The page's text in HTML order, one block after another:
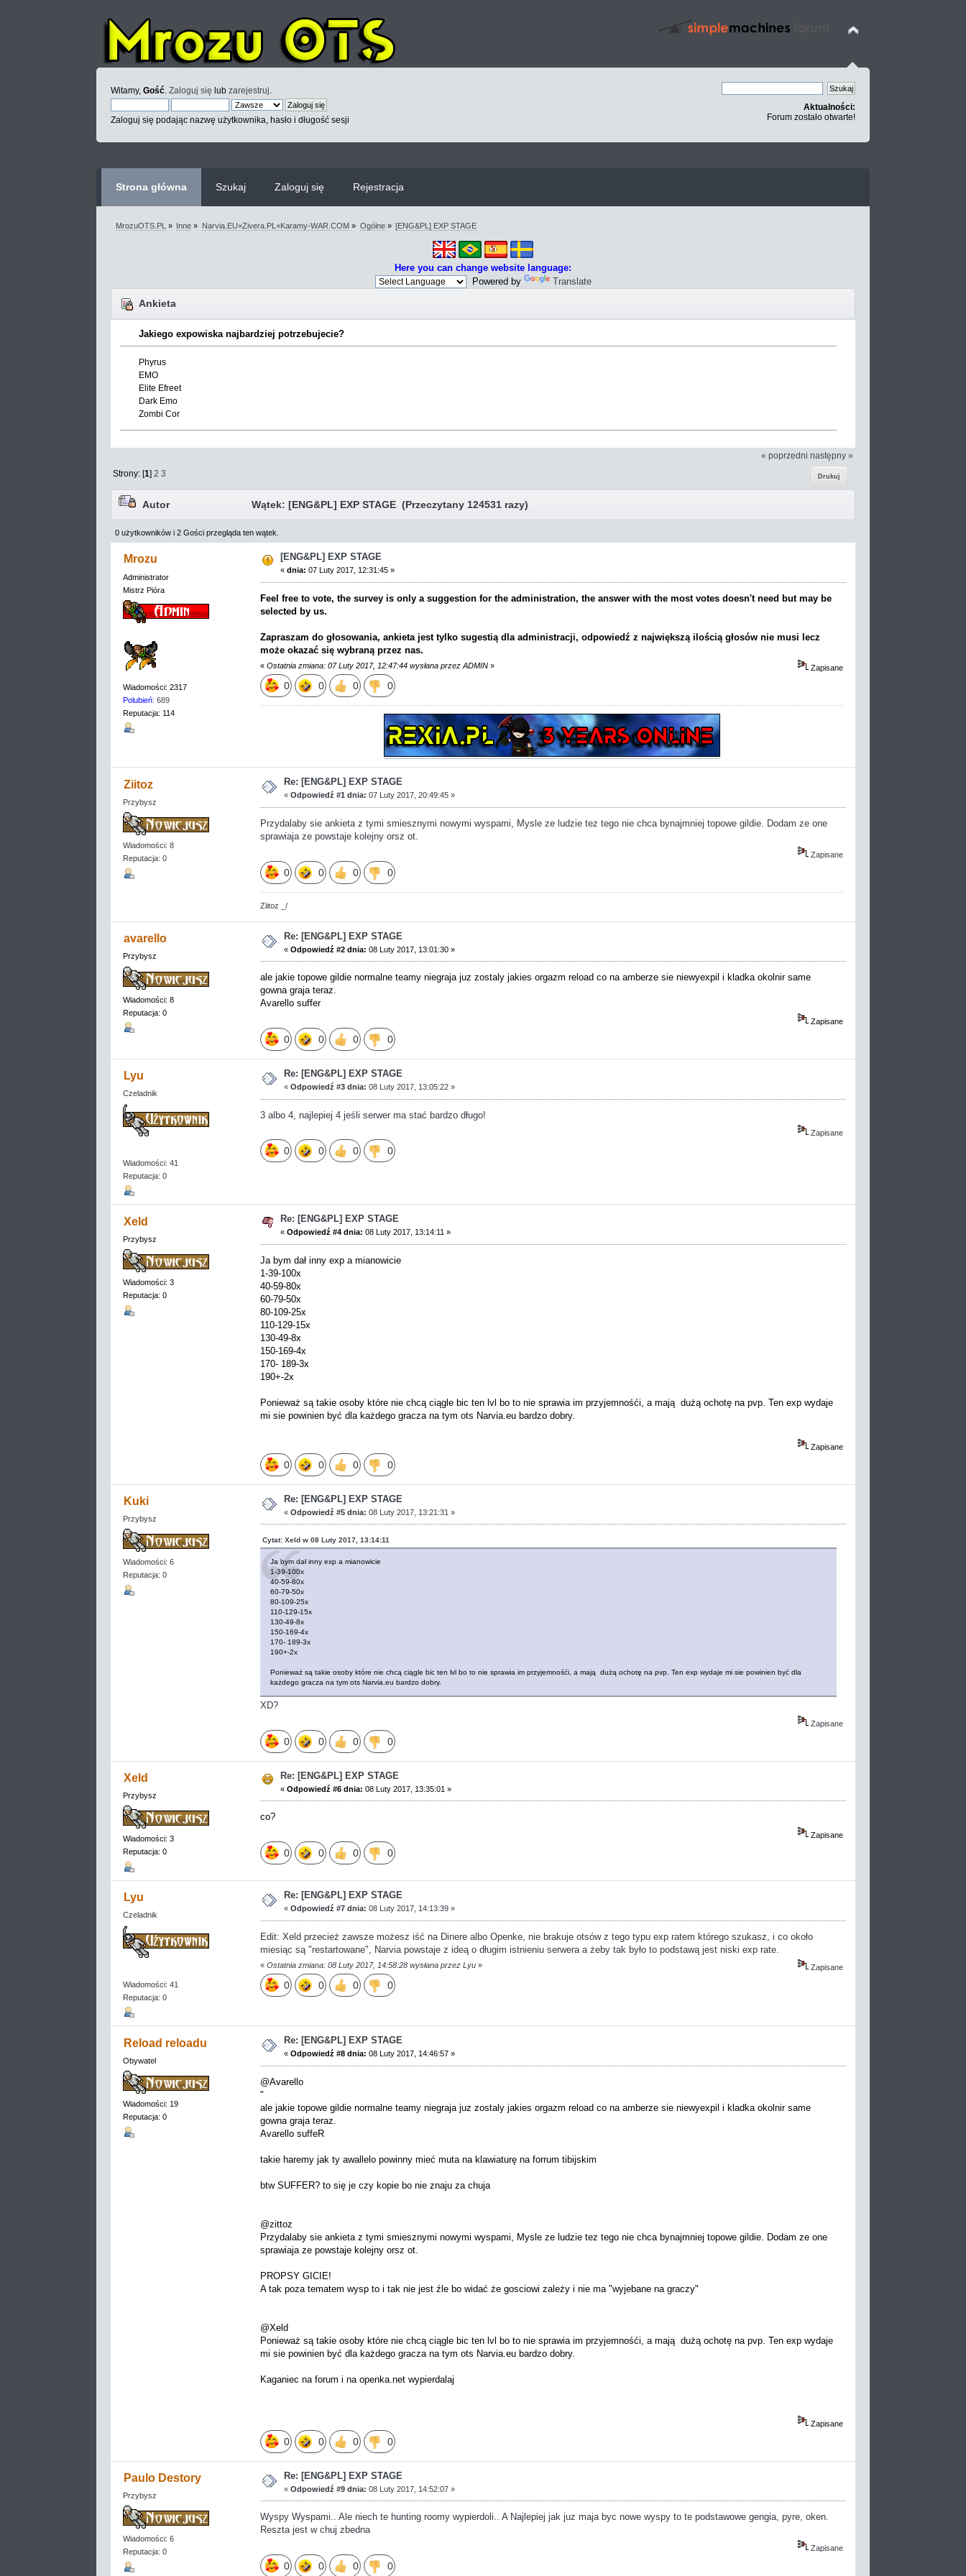
Witamy,Gość .Zaloguj się lubzarejestruj
Zaloguj się podając nazwę użytkownika, hasło i długość sesji
Aktualności:
Forum zostało otwarte!
Strona główna Szukaj Zaloguj się Rejestracja
MrozuOTS.PL » Inne » Narvia.EU×Zivera.PL×Karamy-WAR.COM » Ogólne» [ENG&PL] EXP STAGE
Here you can change website language:
Powered by
Translate
Ankieta
Jakiego expowiska najbardziej potrzebujecie?
Phyrus
EMO
Elite Efreet
Dark Emo
Zombi Cor
« poprzedni następny »
Drukuj
Strony: [1] 2 3
Autor Wątek: [ENG&PL] EXP STAGE (Przeczytany 124531 razy)
0 użytkowników i 2 Gości przegląda ten wątek.
Mrozu
Administrator
Mistrz Pióra
Wiadomości: 2317
Polubień: 689
Reputacja: 114
[ENG&PL] EXP STAGE
« dnia: 07 Luty 2017, 12:31:45 »
Feel free to vote, the survey is only a suggestion for the administration, the answer with the most votes doesn't need but may be
selected by us.
Zapraszam do głosowania, ankieta jest tylko sugestią dla administracji, odpowiedź z największą ilością głosów nie musi lecz
może okazać się wybraną przez nas.
«Ostatnia zmiana: 07 Luty 2017, 12:47:44 wysłana przez ADMIN » Zapisane
0 0 0 0
Ziitoz
Przybysz
Wiadomości: 8
Reputacja: 0
Re: [ENG&PL] EXP STAGE
« Odpowiedź #1 dnia: 07 Luty 2017, 20:49:45 »
Przydalaby sie ankieta z tymi smiesznymi nowymi wyspami, Mysle ze ludzie tez tego nie chca bynajmniej topowe gildie. Dodam ze one
sprawiaja ze powstaje kolejny orsz ot.
Zapisane
0 0 0 0
Ziitoz _/
avarello
Przybysz
Wiadomości: 8
Reputacja: 0
Re: [ENG&PL] EXP STAGE
« Odpowiedź #2 dnia: 08 Luty 2017, 13:01:30 »
ale jakie topowe gildie normalne teamy niegraja juz zostaly jakies orgazm reload co na amberze sie niewyexpil i kladka okolnir same
gowna graja teraz.
Avarello suffer
Zapisane
0 0 0 0
Lyu
Czeladnik
Wiadomości: 41
Reputacja: 0
Re: [ENG&PL] EXP STAGE
« Odpowiedź #3 dnia: 08 Luty 2017, 13:05:22 »
3 albo 4, najlepiej 4 jeśli serwer ma stać bardzo długo!
Zapisane
0 0 0 0
Xeld
Przybysz
Wiadomości: 3
Reputacja: 0
Re: [ENG&PL] EXP STAGE
« Odpowiedź #4 dnia: 08 Luty 2017, 13:14:11 »
Ja bym dał inny exp a mianowicie
1-39-100x
40-59-80x
60-79-50x
80-109-25x
110-129-15x
130-49-8x
150-169-4x
170- 189-3x
190+-2x
Ponieważ są takie osoby które nie chcą ciągle bic ten lvl bo to nie sprawia im przyjemnośći, a mają dużą ochotę na pvp. Ten exp wydaje
mi sie powinien być dla każdego gracza na tym ots Narvia.eu bardzo dobry.
Zapisane
0 0 0 0
Kuki
Przybysz
Wiadomości: 6
Reputacja: 0
Re: [ENG&PL] EXP STAGE
« Odpowiedź #5 dnia: 08 Luty 2017, 13:21:31 »
Cytat: Xeld w 08 Luty 2017, 13:14:11
Ja bym dał inny exp a mianowicie
1-39-100x
40-59-80x
60-79-50x
80-109-25x
110-129-15x
130-49-8x
150-169-4x
170- 189-3x
190+-2x
Ponieważ są takie osoby które nie chcą ciągle bic ten lvl bo to nie sprawia im przyjemnośći, a mają dużą ochotę na pvp. Ten exp wydaje mi sie powinien być dla
każdego gracza na tym ots Narvia.eu bardzo dobry.
XD?
Zapisane
0 0 0 0
Xeld
Przybysz
Wiadomości: 3
Reputacja: 0
Re: [ENG&PL] EXP STAGE
« Odpowiedź #6 dnia: 08 Luty 2017, 13:35:01 »
co?
Zapisane
0 0 0 0
Lyu
Czeladnik
Wiadomości: 41
Reputacja: 0
Re: [ENG&PL] EXP STAGE
« Odpowiedź #7 dnia: 08 Luty 2017, 14:13:39 »
Edit: Xeld przecież zawsze możesz iść na Dinere albo Openke, nie brakuje otsów z tego typu exp ratem którego szukasz, i co około
miesiąc są "restartowane", Narvia powstaje z ideą o długim istnieniu serwera a żeby tak było to podstawą jest niski exp rate.
«Ostatnia zmiana: 08 Luty 2017, 14:58:28 wysłana przez Lyu » Zapisane
0 0 0 0
Reload reloadu
Obywatel
Wiadomości: 19
Reputacja: 0
Re: [ENG&PL] EXP STAGE
« Odpowiedź #8 dnia: 08 Luty 2017, 14:46:57 »
@Avarello
"
ale jakie topowe gildie normalne teamy niegraja juz zostaly jakies orgazm reload co na amberze sie niewyexpil i kladka okolnir same
gowna graja teraz.
Avarello suffeR
takie haremy jak ty awallelo powinny mieć muta na klawiaturę na forrum tibijskim
btw SUFFER? to się je czy kopie bo nie znaju za chuja
@zittoz
Przydalaby sie ankieta z tymi smiesznymi nowymi wyspami, Mysle ze ludzie tez tego nie chca bynajmniej topowe gildie. Dodam ze one
sprawiaja ze powstaje kolejny orsz ot.
PROPSY GICIE!
A tak poza tematem wysp to i tak nie jest źle bo widać że gosciowi zależy i nie ma "wyjebane na graczy"
@Xeld
Ponieważ są takie osoby które nie chcą ciągle bic ten lvl bo to nie sprawia im przyjemnośći, a mają dużą ochotę na pvp. Ten exp wydaje
mi sie powinien być dla każdego gracza na tym ots Narvia.eu bardzo dobry.
Kaganiec na forum i na openka.net wypierdalaj
Zapisane
0 0 0 0
Paulo Destory
Przybysz
Wiadomości: 6
Reputacja: 0
Re: [ENG&PL] EXP STAGE
« Odpowiedź #9 dnia: 08 Luty 2017, 14:52:07 »
Wyspy Wyspami.. Ale niech te hunting roomy wypierdoli.. A Najlepiej jak juz maja byc nowe wyspy to te podstawowe gengia, pyre, oken.
Reszta jest w chuj zbedna
Zapisane
0 0 0 0